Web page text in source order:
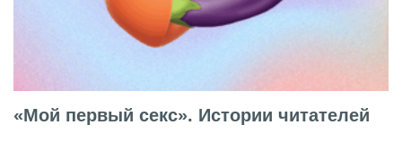
«Мой первый секс». Истории читателей